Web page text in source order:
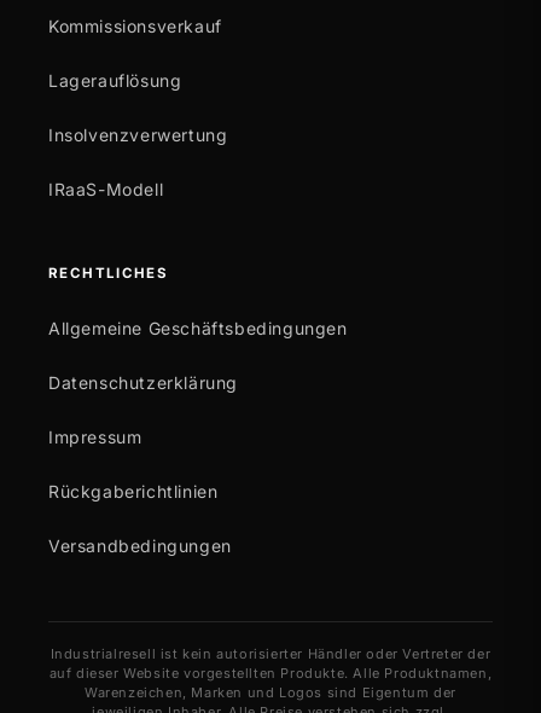
Kommissionsverkauf
Lagerauflösung
Insolvenzverwertung
IRaaS-Modell
RECHTLICHES
Allgemeine Geschäftsbedingungen
Datenschutzerklärung
Impressum
Rückgaberichtlinien
Versandbedingungen
Industrialresell ist kein autorisierter Händler oder Vertreter der
auf dieser Website vorgestellten Produkte. Alle Produktnamen,
Warenzeichen, Marken und Logos sind Eigentum der